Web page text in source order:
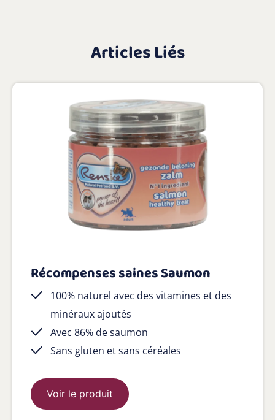
Articles Liés
Récompenses saines Saumon
100% naturel avec des vitamines et des
minéraux ajoutés
Avec 86% de saumon
Sans gluten et sans céréales
Voir le produit